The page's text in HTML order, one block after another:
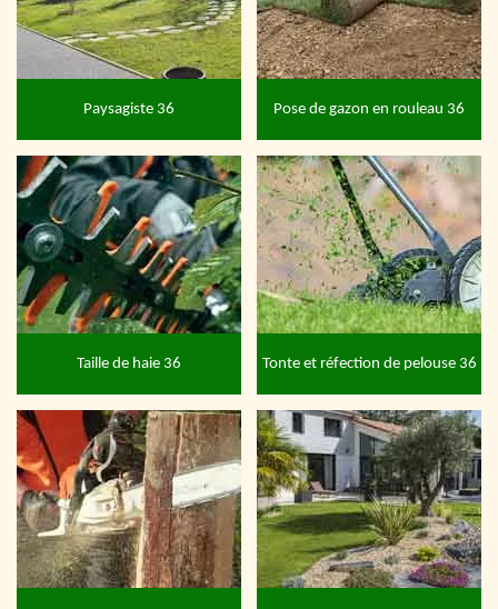
Paysagiste 36 Pose de gazon en rouleau 36
Taille de haie 36 Tonte et réfection de pelouse 36